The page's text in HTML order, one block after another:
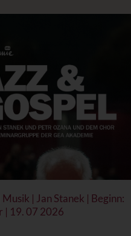
Musik | Jan Stanek | Beginn:
| 19. 07 2026